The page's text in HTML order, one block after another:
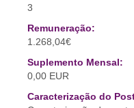
3
Remuneração:
1.268,04€
Suplemento Mensal:
0,00 EUR
Caracterização do